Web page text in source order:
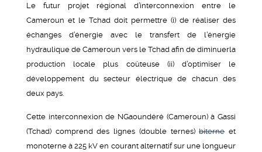
Le futur projet régional d’interconnexion entre le
Cameroun et le Tchad doit permettre (i) de réaliser des
échanges d’énergie avec le transfert de l’énergie
hydraulique de Cameroun vers le Tchad afin de diminuerla
production locale plus coûteuse (ii) d’optimiser le
développement du secteur électrique de chacun des
deux pays.
Cette interconnexion de NGaoundéré (Cameroun) à Gassi
(Tchad) comprend des lignes (double ternes)biterneet
monoterne à 225 kV en courant alternatif sur une longueur